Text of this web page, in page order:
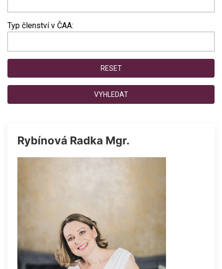
Typ členství v ČAA:
RESET
VYHLEDAT
Rybínová Radka Mgr.